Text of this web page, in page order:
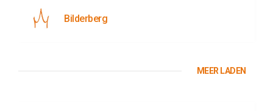
Bilderberg
MEER LADEN